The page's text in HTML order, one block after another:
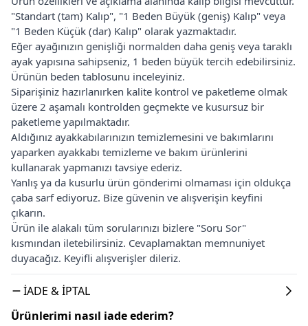
"Standart (tam) Kalıp", "1 Beden Büyük (geniş) Kalıp" veya
"1 Beden Küçük (dar) Kalıp" olarak yazmaktadır.
Eğer ayağınızın genişliği normalden daha geniş veya taraklı
ayak yapısına sahipseniz, 1 beden büyük tercih edebilirsiniz.
Ürünün beden tablosunu inceleyiniz.
Siparişiniz hazırlanırken kalite kontrol ve paketleme olmak
üzere 2 aşamalı kontrolden geçmekte ve kusursuz bir
paketleme yapılmaktadır.
Aldığınız ayakkabılarınızın temizlemesini ve bakımlarını
yaparken ayakkabı temizleme ve bakım ürünlerini
kullanarak yapmanızı tavsiye ederiz.
Yanlış ya da kusurlu ürün gönderimi olmaması için oldukça
çaba sarf ediyoruz. Bize güvenin ve alışverişin keyfini
çıkarın.
Ürün ile alakalı tüm sorularınızı bizlere "Soru Sor"
kısmından iletebilirsiniz. Cevaplamaktan memnuniyet
duyacağız. Keyifli alışverişler dileriz.
İADE & İPTAL
Ürünlerimi nasıl iade ederim?